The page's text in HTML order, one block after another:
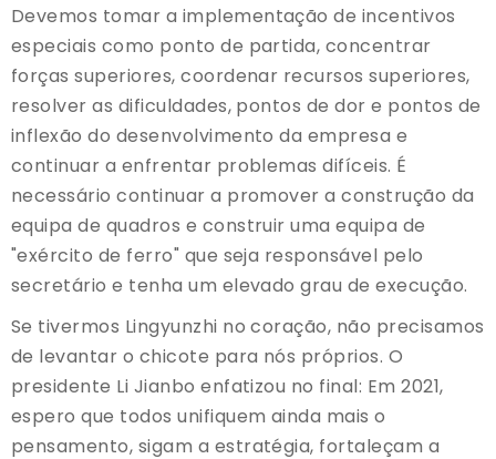
Devemos tomar a implementação de incentivos
especiais como ponto de partida, concentrar
forças superiores, coordenar recursos superiores,
resolver as dificuldades, pontos de dor e pontos de
inflexão do desenvolvimento da empresa e
continuar a enfrentar problemas difíceis. É
necessário continuar a promover a construção da
equipa de quadros e construir uma equipa de
"exército de ferro" que seja responsável pelo
secretário e tenha um elevado grau de execução.
Se tivermos Lingyunzhi no coração, não precisamos
de levantar o chicote para nós próprios. O
presidente Li Jianbo enfatizou no final: Em 2021,
espero que todos unifiquem ainda mais o
pensamento, sigam a estratégia, fortaleçam a